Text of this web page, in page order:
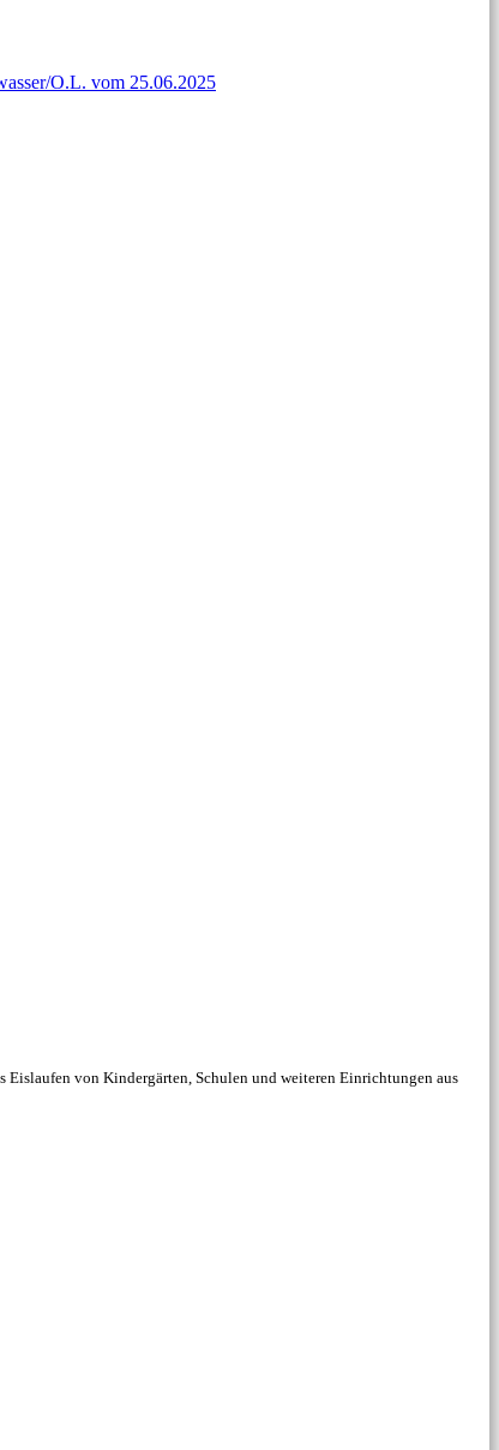
O.L. vom 25.06.2025
Eislaufen von Kindergärten, Schulen und weiteren Einrichtungen aus